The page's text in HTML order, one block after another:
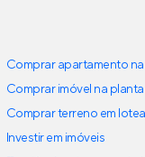
Comprar apartamento
Comprar imóvel na planta
Comprar terreno em
Investir em imóveis